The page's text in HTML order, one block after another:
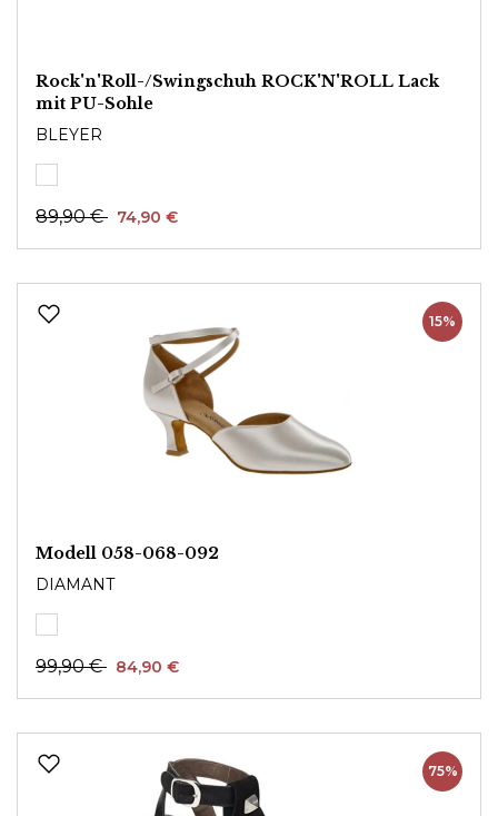
Rock'n'Roll-/Swingschuh ROCK'N'ROLL Lack
mit PU-Sohle
BLEYER
89,90 € 74,90 €
15%
Modell 058-068-092
DIAMANT
99,90 € 84,90 €
75%